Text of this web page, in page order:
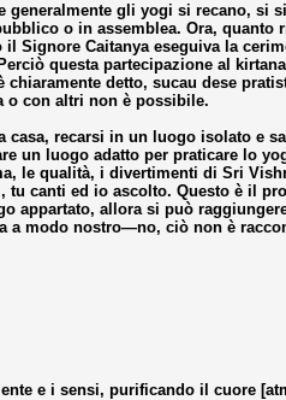
gli yogi si recano,
o in assemblea. Ora,
Caitanya eseguiva la
questa partecipazione al
detto, sucau dese
o con altri non è possibile.
recarsi in un luogo isolato e
un luogo adatto per praticare lo
le qualità, i divertimenti di Sri
tu canti ed io ascolto. Questo è il
appartato, allora si può
modo nostro—no, ciò non è
e i sensi, purificando il cuore